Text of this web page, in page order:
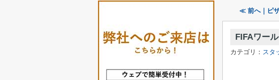
≪ 前へ｜ピ
FIFAワー
カテゴリ： スタ